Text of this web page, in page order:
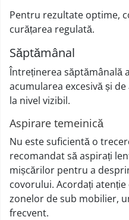
Pentru rezultate optime,
curățarea regulată.
Săptămânal
Întreținerea săptămânală
acumularea excesivă și
la nivel vizibil.
Aspirare temeinică
Nu este suficientă o
recomandat să aspirați
mișcărilor pentru a
covorului. Acordați
zonelor de sub mobilier,
frecvent.